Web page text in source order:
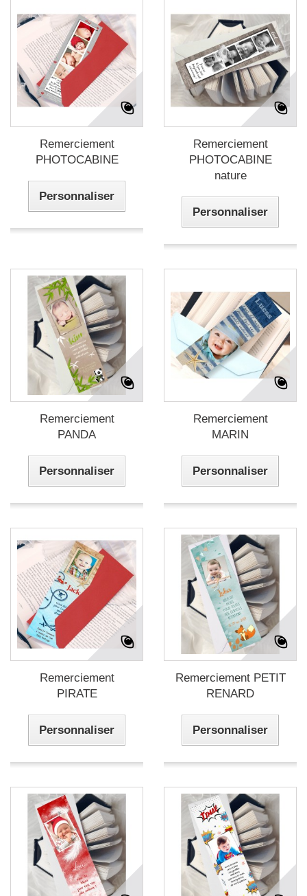
Remerciement
PHOTOCABINE
Personnaliser
Remerciement
PHOTOCABINE
nature
Personnaliser
Remerciement
PANDA
Personnaliser
Remerciement
MARIN
Personnaliser
Remerciement
PIRATE
Personnaliser
Remerciement PETIT
RENARD
Personnaliser